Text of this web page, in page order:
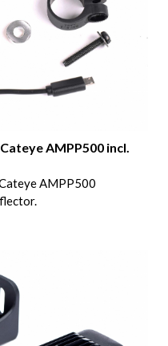
AMPP500 incl.
AMPP500